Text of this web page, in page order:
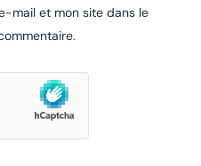
mail et mon site dans le